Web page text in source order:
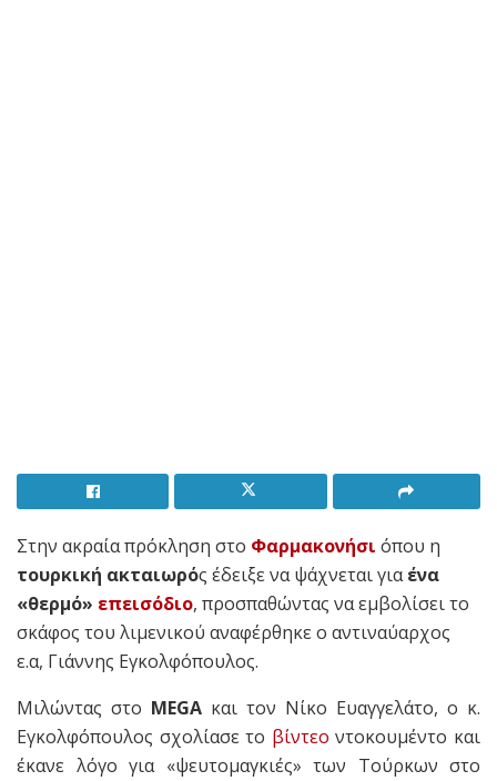
Στην ακραία πρόκληση στο Φαρμακονήσι όπου η
τουρκική ακταιωρός έδειξε να ψάχνεται γιαένα
«θερμό» επεισόδιο, προσπαθώντας να εμβολίσει το
σκάφος του λιμενικού αναφέρθηκε ο αντιναύαρχος
ε.α, Γιάννης Εγκολφόπουλος.
Μιλώντας στο MEGA και τον Νίκο Ευαγγελάτο, ο κ.
Εγκολφόπουλος σχολίασε το βίντεο ντοκουμέντο και
έκανε λόγο για «ψευτομαγκιές» των Τούρκων στο